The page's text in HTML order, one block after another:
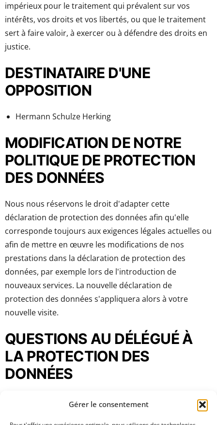
Gérer le consentement
impérieux pour le traitement qui prévalent sur vos
intérêts, vos droits et vos libertés, ou que le traitement
sert à faire valoir, à exercer ou à défendre des droits en
justice.
DESTINATAIRE D'UNE
OPPOSITION
Hermann Schulze Herking
MODIFICATION DE NOTRE
POLITIQUE DE PROTECTION
DES DONNÉES
Nous nous réservons le droit d'adapter cette
déclaration de protection des données afin qu'elle
corresponde toujours aux exigences légales actuelles ou
afin de mettre en œuvre les modifications de nos
prestations dans la déclaration de protection des
données, par exemple lors de l'introduction de
nouveaux services. La nouvelle déclaration de
protection des données s'appliquera alors à votre
nouvelle visite.
QUESTIONS AU DÉLÉGUÉ À
LA PROTECTION DES
DONNÉES
Si vous avez des questions concernant la protection des
données, veuillez nous envoyer un e-mail ou vous adresser